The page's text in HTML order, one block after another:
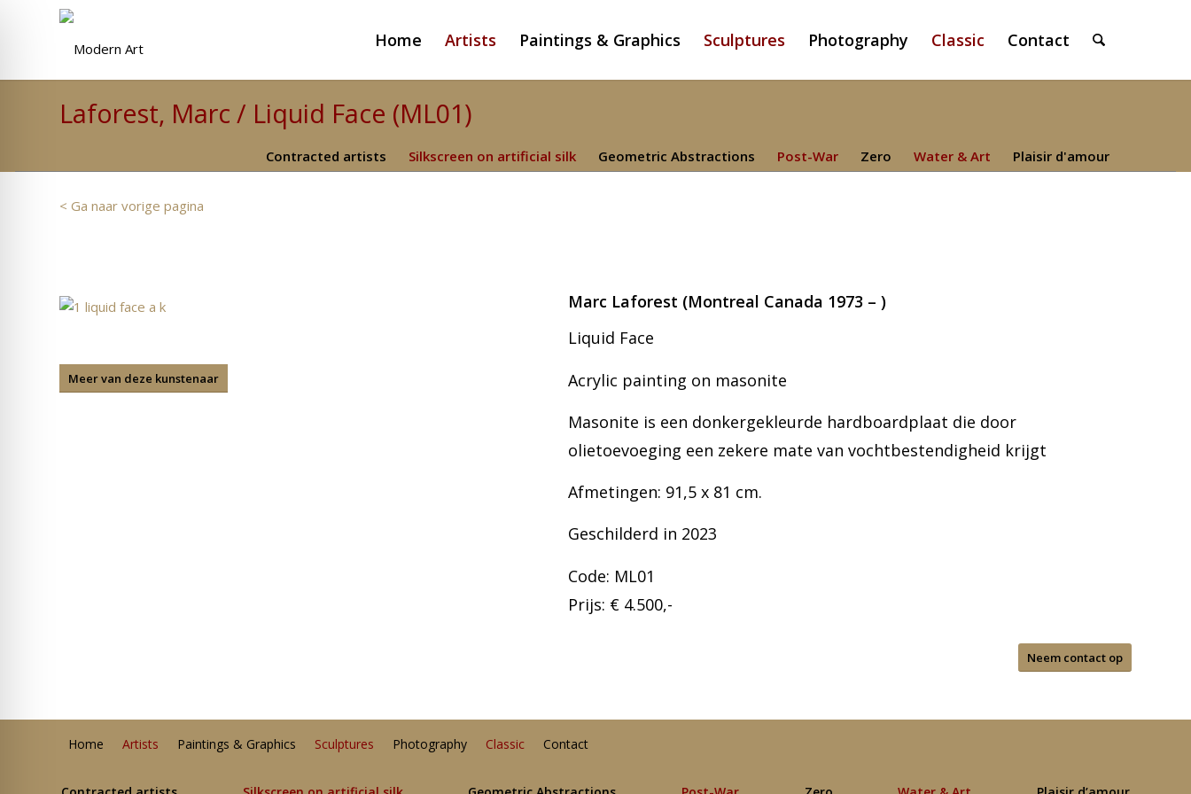
Home Artists Paintings & Graphics Sculptures Photography Classic Contact
Laforest, Marc / Liquid Face (ML01)
Contracted artists Silkscreen on artificial silk Geometric Abstractions Post-War Zero Water & Art Plaisir d'amour
< Ga naar vorige pagina
Meer van deze kunstenaar
Marc Laforest (Montreal Canada 1973 – )
Liquid Face
Acrylic painting on masonite
Masonite is een donkergekleurde hardboardplaat die door
olietoevoeging een zekere mate van vochtbestendigheid krijgt
Afmetingen: 91,5 x 81 cm.
Geschilderd in 2023
Code: ML01
Prijs: € 4.500,-
Neem contact op
Home Artists Paintings & Graphics Sculptures Photography Classic Contact